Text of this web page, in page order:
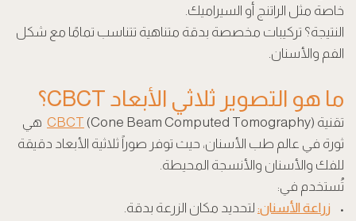
خاصة مثل الراتنج أو السيراميك.
النتيجة؟ تركيبات مخصصة بدقة متناهية تتناسب تمامًا مع شكل
الفم والأسنان.
ما هو التصوير ثلاثي الأبعاد CBCT؟
تقنية CBCT (Cone Beam Computed Tomography) هي
ثورة في عالم طب الأسنان، حيث توفر صوراً ثلاثية الأبعاد دقيقة
للفك والأسنان والأنسجة المحيطة.
تُستخدم في:
•
زراعة الأسنان: لتحديد مكان الزرعة بدقة.